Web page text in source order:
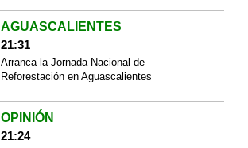
AGUASCALIENTES
21:31
Arranca la Jornada Nacional de
Reforestación en Aguascalientes
OPINIÓN
21:24